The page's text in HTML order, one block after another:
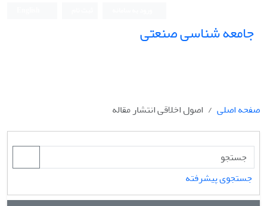
جامعه شناسی صنعتی
صفحه اصلی اصول اخلاقی انتشار مقاله
جستجوی پیشرفته